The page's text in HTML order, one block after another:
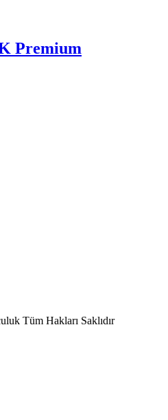
Premium
Tüm Hakları Saklıdır